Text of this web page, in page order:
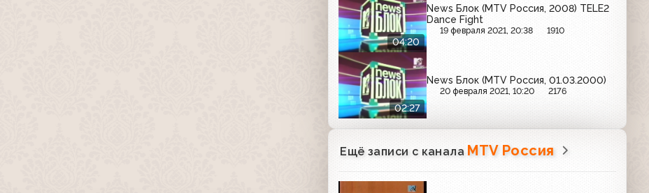
04:20
News Блок (MTV Россия, 2008) TELE2
Dance Fight
19 февраля 2021, 20:38 1910
02:27
News Блок (MTV Россия, 01.03.2000)
20 февраля 2021, 10:20 2176
Ещё записи с канала MTV Россия